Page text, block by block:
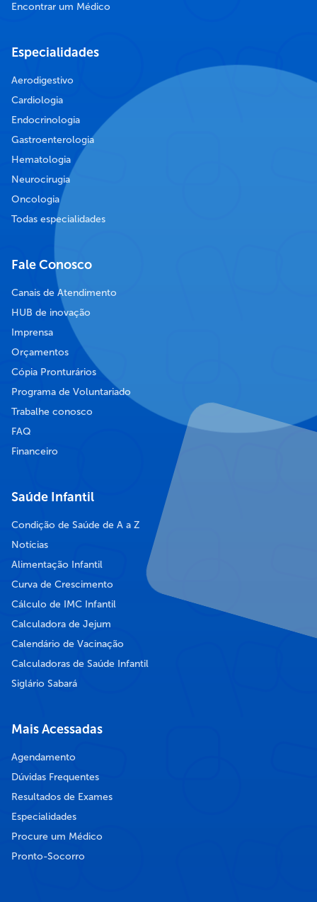
Encontrar um Médico
Especialidades
Aerodigestivo
Cardiologia
Endocrinologia
Gastroenterologia
Hematologia
Neurocirugia
Oncologia
Todas especialidades
Fale Conosco
Canais de Atendimento
HUB de inovação
Imprensa
Orçamentos
Cópia Pronturários
Programa de Voluntariado
Trabalhe conosco
FAQ
Financeiro
Saúde Infantil
Condição de Saúde de A a Z
Notícias
Alimentação Infantil
Curva de Crescimento
Cálculo de IMC Infantil
Calculadora de Jejum
Calendário de Vacinação
Calculadoras de Saúde Infantil
Siglário Sabará
Mais Acessadas
Agendamento
Dúvidas Frequentes
Resultados de Exames
Especialidades
Procure um Médico
Pronto-Socorro